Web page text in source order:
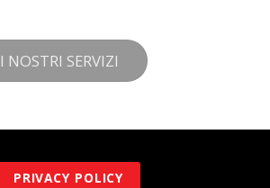
I NOSTRI SERVIZI
PRIVACY POLICY